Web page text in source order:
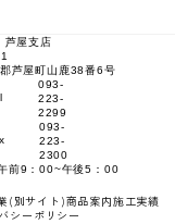
芦屋支店
芦屋町山鹿38番6号
093-
223-
2299
093-
223-
2300
前9：00~午後5：00
(別サイト)商品案内施工実績
シーポリシー